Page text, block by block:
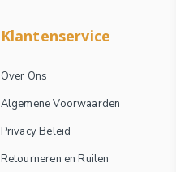
Klantenservice
Over Ons
Algemene Voorwaarden
Privacy Beleid
Retourneren en Ruilen